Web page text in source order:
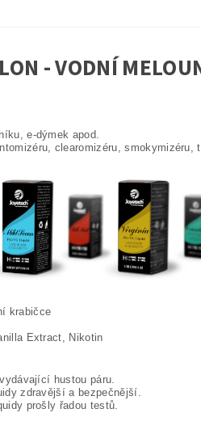
- VODNÍ
e-dýmek apod.
clearomizéru, smokymizéru,
krabičce
Extract, Nikotin
hustou páru.
zdravější a bezpečnější.
prošly řadou testů.